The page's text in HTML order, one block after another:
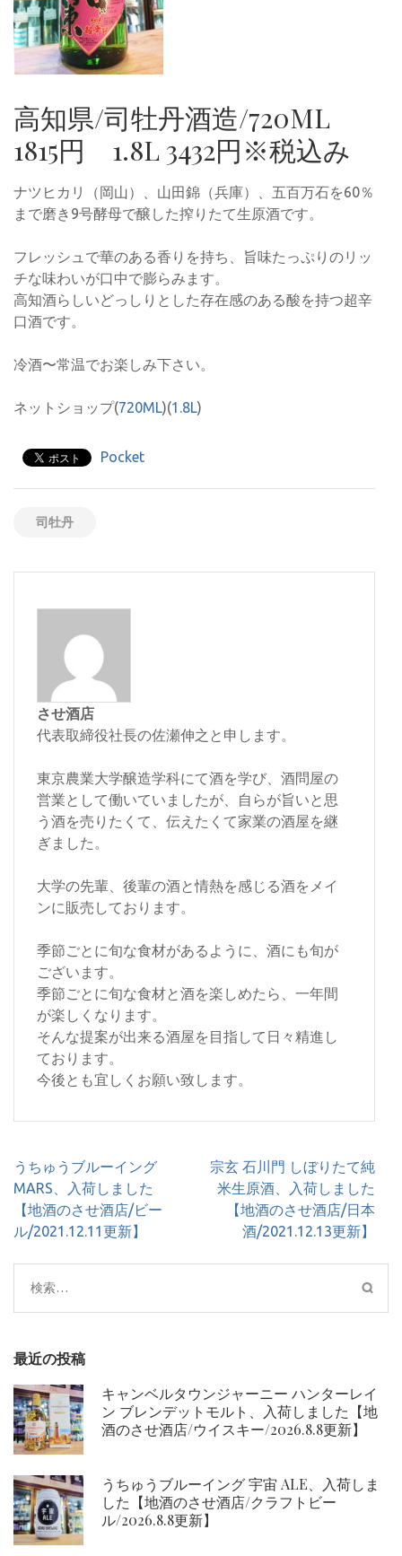
高知県/司牡丹酒造/720ML
1815円 1.8L 3432円※税込み
ナツヒカリ（岡山）、山田錦（兵庫）、五百万石を60％
まで磨き9号酵母で醸した搾りたて生原酒です。
フレッシュで華のある香りを持ち、旨味たっぷりのリッ
チな味わいが口中で膨らみます。
高知酒らしいどっしりとした存在感のある酸を持つ超辛
口酒です。
冷酒〜常温でお楽しみ下さい。
ネットショップ(720ML)(1.8L)
Pocket
司牡丹
させ酒店
代表取締役社長の佐瀬伸之と申します。
東京農業大学醸造学科にて酒を学び、酒問屋の
営業として働いていましたが、自らが旨いと思
う酒を売りたくて、伝えたくて家業の酒屋を継
ぎました。
大学の先輩、後輩の酒と情熱を感じる酒をメイ
ンに販売しております。
季節ごとに旬な食材があるように、酒にも旬が
ございます。
季節ごとに旬な食材と酒を楽しめたら、一年間
が楽しくなります。
そんな提案が出来る酒屋を目指して日々精進し
ております。
今後とも宜しくお願い致します。
投
稿
ナ
ビ
シ
ョ
うちゅうブルーイング
MARS、入荷しました
【地酒のさせ酒店/ビー
ル/2021.12.11更新】
宗玄 石川門 しぼりたて純
米生原酒、入荷しました
【地酒のさせ酒店/日本
酒/2021.12.13更新】
検
索:
最近の投稿
キャンベルタウンジャーニー ハンターレイ
ン ブレンデットモルト、入荷しました【地
酒のさせ酒店/ウイスキー/2026.8.8更新】
うちゅうブルーイング 宇宙 ALE、入荷しま
した【地酒のさせ酒店/クラフトビー
ル/2026.8.8更新】